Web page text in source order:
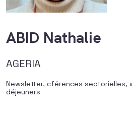
ABID Nathalie
AGERIA
Newsletter, cférences
déjeuners